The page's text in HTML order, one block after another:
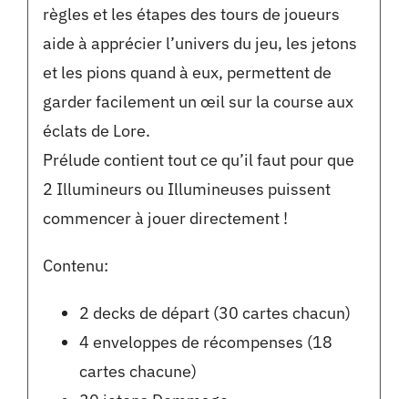
règles et les étapes des tours de joueurs
aide à apprécier l’univers du jeu, les jetons
et les pions quand à eux, permettent de
garder facilement un œil sur la course aux
éclats de Lore.
Prélude contient tout ce qu’il faut pour que
2 Illumineurs ou Illumineuses puissent
commencer à jouer directement !
Contenu:
2 decks de départ (30 cartes chacun)
4 enveloppes de récompenses (18
cartes chacune)